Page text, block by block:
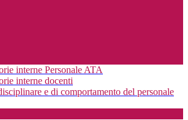
interne Personale ATA
interne docenti
e di comportamento del personale